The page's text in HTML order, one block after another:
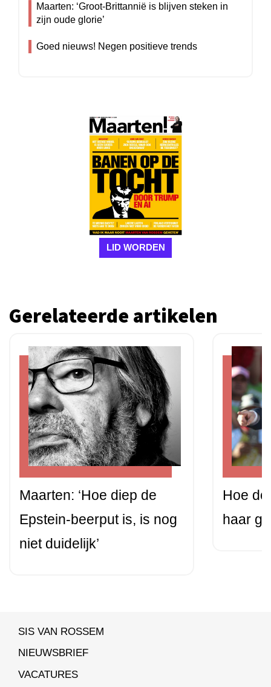
Maarten: ‘Groot-Brittannië is blijven steken in
zijn oude glorie’
Goed nieuws! Negen positieve trends
LID WORDEN
Gerelateerde artikelen
Maarten: ‘Hoe diep de
Epstein-beerput is, is nog
niet duidelijk’
Hoe
haar
SIS VAN ROSSEM
NIEUWSBRIEF
VACATURES